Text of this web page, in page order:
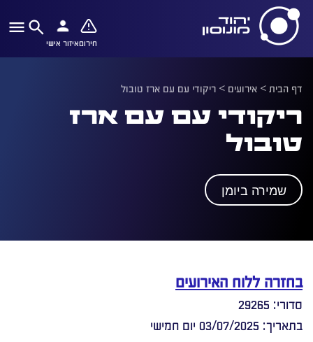
חירוםאיזור אישי
דף הבית> אירועים > ריקודי עם עם ארז טובול
ריקודי עם עם ארז
טובול
שמירה ביומן
בחזרה ללוח האירועים
סדורי: 29265
בתאריך: 03/07/2025 יום חמישי